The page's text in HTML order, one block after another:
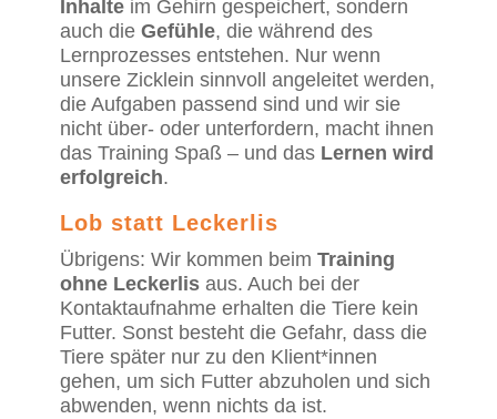
Inhalteim Gehirn gespeichert, sondern
auch die Gefühle, die während des
Lernprozesses entstehen. Nur wenn
unsere Zicklein sinnvoll angeleitet werden,
die Aufgaben passend sind und wir sie
nicht über- oder unterfordern, macht ihnen
das Training Spaß – und das Lernen wird
erfolgreich.
Lob statt Leckerlis
Übrigens: Wir kommen beim Training
ohne Leckerlisaus. Auch bei der
Kontaktaufnahme erhalten die Tiere kein
Futter. Sonst besteht die Gefahr, dass die
Tiere später nur zu den Klient*innen
gehen, um sich Futter abzuholen und sich
abwenden, wenn nichts da ist.